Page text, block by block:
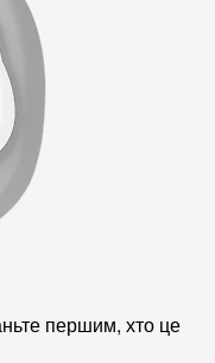
першим, хто це